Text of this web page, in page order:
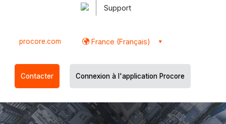
Support
procore.com France (Français)
Contacter Connexion à l'application Procore